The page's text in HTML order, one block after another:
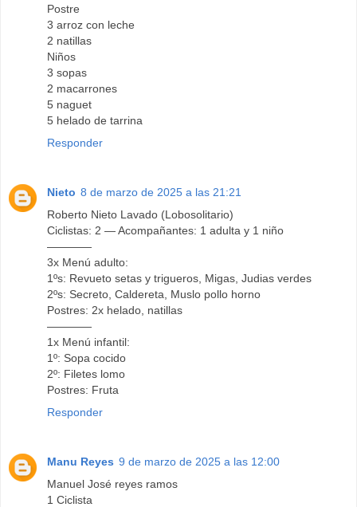
Postre
3 arroz con leche
2 natillas
Niños
3 sopas
2 macarrones
5 naguet
5 helado de tarrina
Responder
Nieto 8 de marzo de 2025 a las 21:21
Roberto Nieto Lavado (Lobosolitario)
Ciclistas: 2 — Acompañantes: 1 adulta y 1 niño
————
3x Menú adulto:
1ºs: Revueto setas y trigueros, Migas, Judias verdes
2ºs: Secreto, Caldereta, Muslo pollo horno
Postres: 2x helado, natillas
————
1x Menú infantil:
1º: Sopa cocido
2º: Filetes lomo
Postres: Fruta
Responder
Manu Reyes 9 de marzo de 2025 a las 12:00
Manuel José reyes ramos
1 Ciclista